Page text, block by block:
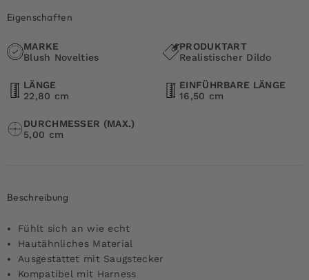
Eigenschaften
MARKE
Blush Novelties
PRODUKTART
Realistischer Dildo
LÄNGE
22,80 cm
EINFÜHRBARE LÄNGE
16,50 cm
DURCHMESSER (MAX.)
5,00 cm
Beschreibung
Fühlt sich an wie echt
Hautähnliches Material
Ausgestattet mit Saugstecker
Kompatibel mit Harness